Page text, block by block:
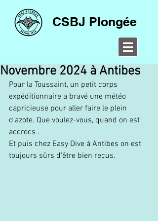
CSBJ Plongée
Novembre 2024 à Antibes
Pour la Toussaint, un petit corps
expéditionnaire a bravé une météo
capricieuse pour aller faire le plein
d'azote. Que voulez-vous, quand on est
accrocs .
Et puis chez Easy Dive à Antibes on est
toujours sûrs d'être bien reçus.